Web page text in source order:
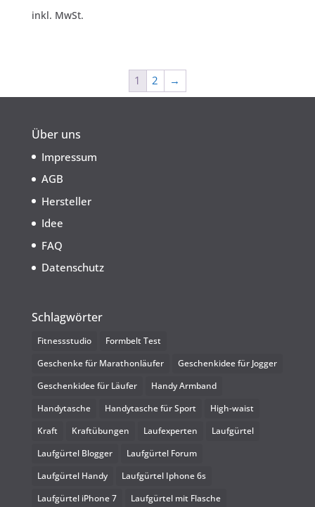
inkl. MwSt.
1 2 →
Über uns
Impressum
AGB
Hersteller
Idee
FAQ
Datenschutz
Schlagwörter
Fitnessstudio
Formbelt Test
Geschenke für Marathonläufer
Geschenkidee für Jogger
Geschenkidee für Läufer
Handy Armband
Handytasche
Handytasche für Sport
High-waist
Kraft
Kraftübungen Laufexperten
Laufgürtel
Laufgürtel Blogger
Laufgürtel Forum
Laufgürtel Handy
Laufgürtel Iphone 6s
Laufgürtel iPhone 7
Laufgürtel mit Flasche